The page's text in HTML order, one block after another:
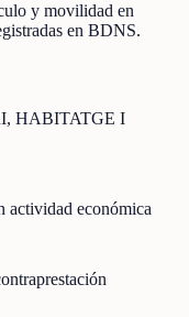
y movilidad en
en BDNS.
HABITATGE I
actividad económica